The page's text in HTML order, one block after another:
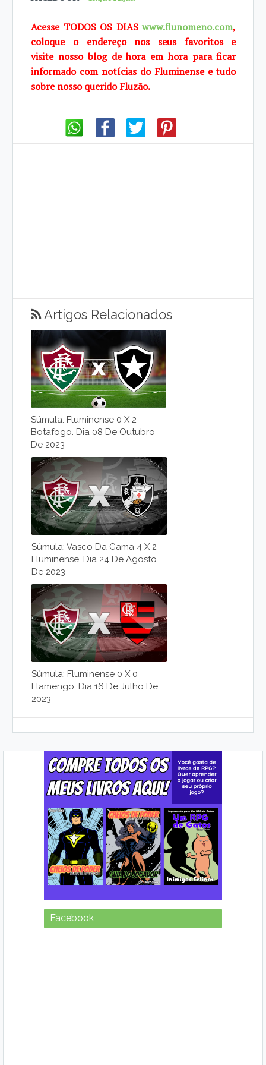
Acesse TODOS OS DIASwww.flunomeno.com,
coloque o endereço nos seus favoritos e
visite nosso blog dehora em hora para ficar
informado com notícias do Fluminense e tudo
sobrenosso queridoFluzão.
Artigos Relacionados
Súmula: Fluminense 0 X 2
Botafogo. Dia 08 De Outubro
De 2023
Súmula: Vasco Da Gama 4 X 2
Fluminense. Dia 24 De Agosto
De 2023
Súmula: Fluminense 0 X 0
Flamengo. Dia 16 De Julho De
2023
Facebook